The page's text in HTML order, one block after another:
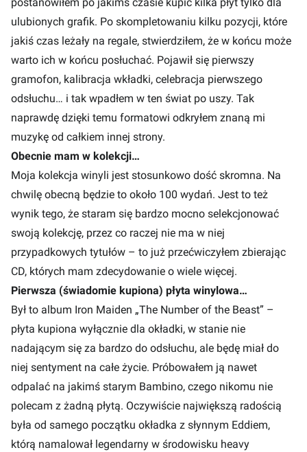
ulubionych grafik. Po skompletowaniu kilku pozycji, które
jakiś czas leżały na regale, stwierdziłem, że w końcu może
warto ich w końcu posłuchać. Pojawił się pierwszy
gramofon, kalibracja wkładki, celebracja pierwszego
odsłuchu… i tak wpadłem w ten świat po uszy. Tak
naprawdę dzięki temu formatowi odkryłem znaną mi
muzykę od całkiem innej strony.
Obecnie mam w kolekcji…
Moja kolekcja winyli jest stosunkowo dość skromna. Na
chwilę obecną będzie to około 100 wydań. Jest to też
wynik tego, że staram się bardzo mocno selekcjonować
swoją kolekcję, przez co raczej nie ma w niej
przypadkowych tytułów – to już przećwiczyłem zbierając
CD, których mam zdecydowanie o wiele więcej.
Pierwsza (świadomie kupiona) płyta winylowa…
Był to album Iron Maiden „The Number of the Beast” –
płyta kupiona wyłącznie dla okładki, w stanie nie
nadającym się za bardzo do odsłuchu, ale będę miał do
niej sentyment na całe życie. Próbowałem ją nawet
odpalać na jakimś starym Bambino, czego nikomu nie
polecam z żadną płytą. Oczywiście największą radością
była od samego początku okładka z słynnym Eddiem,
którą namalował legendarny w środowisku heavy